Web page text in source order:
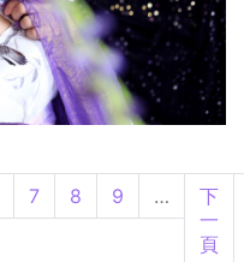
7 8 9 …
下
一
頁